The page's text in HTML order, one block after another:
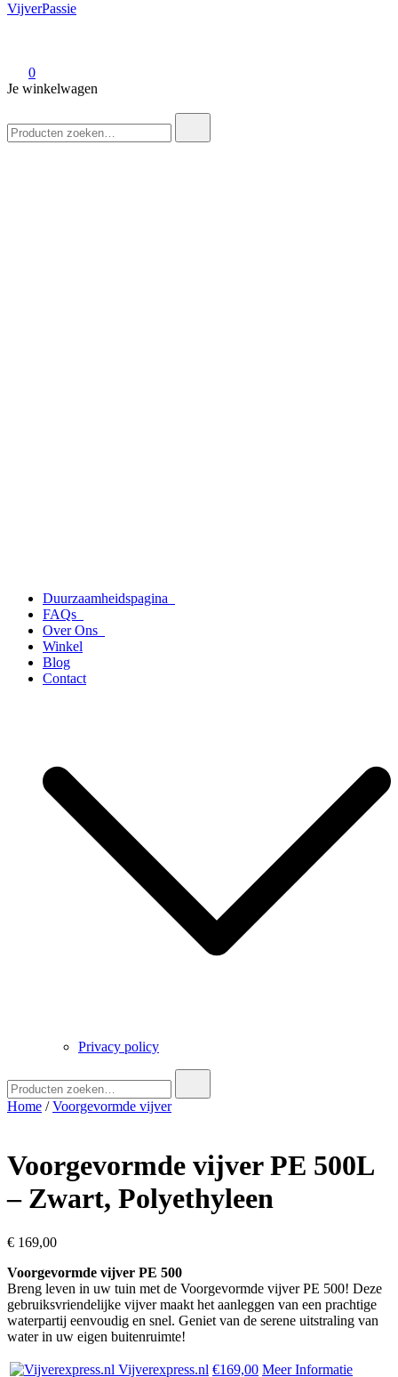
VijverPassie
0
Je winkelwagen
naar:
Duurzaamheidspagina
FAQs
Over Ons
Winkel
Blog
Contact
Privacy policy
naar:
Home /Voorgevormde vijver
Voorgevormde vijver PE 500L
– Zwart, Polyethyleen
€ 169,00
Voorgevormde vijver PE 500
Breng leven in uw tuin met de Voorgevormde vijver PE 500! Deze
gebruiksvriendelijke vijver maakt het aanleggen van een prachtige
waterpartij eenvoudig en snel. Geniet van de serene uitstraling van
water in uw eigen buitenruimte!
Vijverexpress.nl €169,00 Meer Informatie